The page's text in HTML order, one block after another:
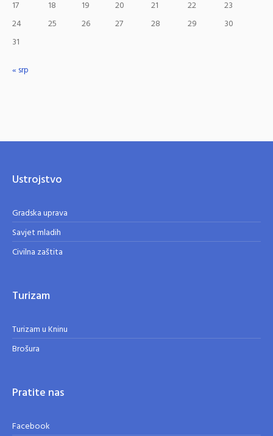
17
18 19 20 21 22
23
24
25 26 27 28 29
30
31
« srp
Ustrojstvo
Gradska uprava
Savjet mladih
Civilna zaštita
Turizam
Turizam u Kninu
Brošura
Pratite nas
Facebook